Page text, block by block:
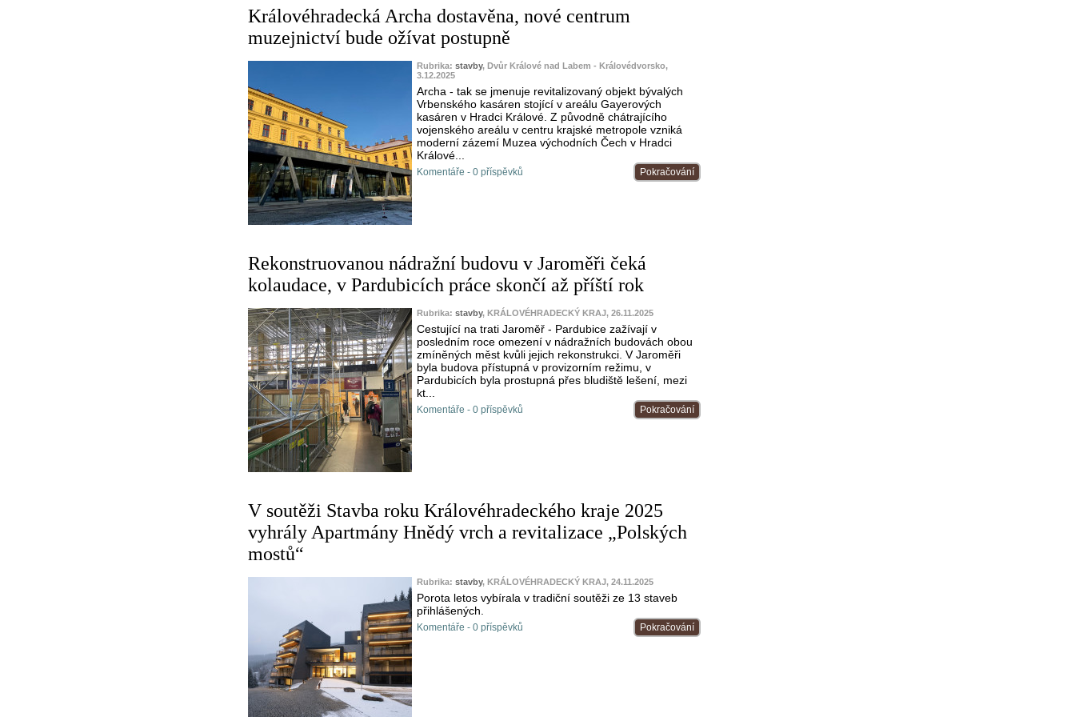
Královéhradecká Archa dostavěna, nové centrum
muzejnictví bude ožívat postupně
Rubrika: stavby, Dvůr Králové nad Labem - Královédvorsko,
3.12.2025
Archa - tak se jmenuje revitalizovaný objekt bývalých
Vrbenského kasáren stojící v areálu Gayerových
kasáren v Hradci Králové. Z původně chátrajícího
vojenského areálu v centru krajské metropole vzniká
moderní zázemí Muzea východních Čech v Hradci
Králové...
Pokračování
Komentáře - 0 příspěvků
Rekonstruovanou nádražní budovu v Jaroměři čeká
kolaudace, v Pardubicích práce skončí až příští rok
Rubrika: stavby, KRÁLOVÉHRADECKÝ KRAJ, 26.11.2025
Cestující na trati Jaroměř - Pardubice zažívají v
posledním roce omezení v nádražních budovách obou
zmíněných měst kvůli jejich rekonstrukci. V Jaroměři
byla budova přístupná v provizorním režimu, v
Pardubicích byla prostupná přes bludiště lešení, mezi
kt...
Pokračování
Komentáře - 0 příspěvků
V soutěži Stavba roku Královéhradeckého kraje 2025
vyhrály Apartmány Hnědý vrch a revitalizace „Polských
mostů“
Rubrika: stavby, KRÁLOVÉHRADECKÝ KRAJ, 24.11.2025
Porota letos vybírala v tradiční soutěži ze 13 staveb
přihlášených.
Pokračování
Komentáře - 0 příspěvků